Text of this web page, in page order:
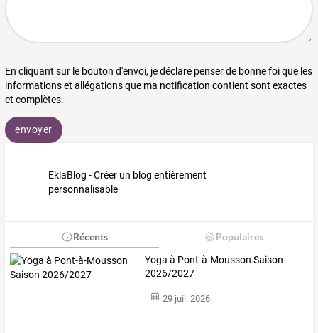
En cliquant sur le bouton d'envoi, je déclare penser de bonne foi que les
informations et allégations que ma notification contient sont exactes
et complètes.
envoyer
EklaBlog - Créer un blog entièrement
personnalisable
Récents Populaires
Yoga à Pont-à-Mousson Saison
2026/2027
29 juil. 2026